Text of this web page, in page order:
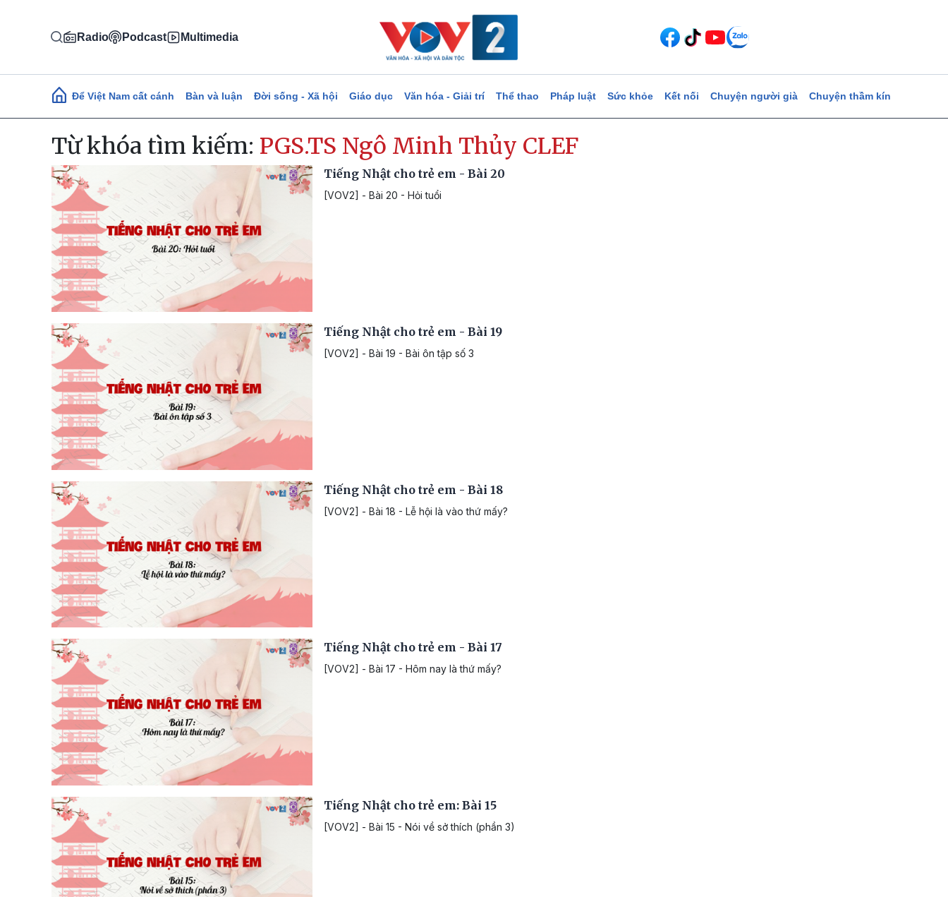
Radio Podcast Multimedia
Main navigation
Để Việt Nam cất cánh Bàn và luận Đời sống - Xã hội Giáo dục Văn hóa - Giải trí Thể thao Pháp luật Sức khỏe Kết nối Chuyện người già Chuyện thầm kín
Từ khóa tìm kiếm: PGS.TS Ngô Minh Thủy CLEF
Tiếng Nhật cho trẻ em - Bài 20
[VOV2] - Bài 20 - Hỏi tuổi
Tiếng Nhật cho trẻ em - Bài 19
[VOV2] - Bài 19 - Bài ôn tập số 3
Tiếng Nhật cho trẻ em - Bài 18
[VOV2] - Bài 18 - Lễ hội là vào thứ mấy?
Tiếng Nhật cho trẻ em - Bài 17
[VOV2] - Bài 17 - Hôm nay là thứ mấy?
Tiếng Nhật cho trẻ em: Bài 15
[VOV2] - Bài 15 - Nói về sở thích (phần 3)